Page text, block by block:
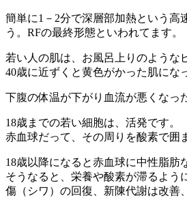
簡単に1－2分で深層部加熱という
う。RFの最終形態といわれてます。
若い人の肌は、お風呂上りのような
40歳に近ずくと黄色がかった肌にな
下腹の体温が下がり血流が悪くなっ
18歳までの若い細胞は、活発です。
赤血球だって、その周りを酸素で囲
18歳以降になると赤血球に中性脂肪
そうなると、栄養や酸素が滞るよう
傷（シワ）の回復、新陳代謝は改善